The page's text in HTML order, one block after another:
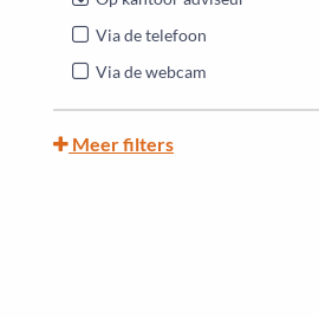
Via de telefoon
Via de webcam
Meer filters